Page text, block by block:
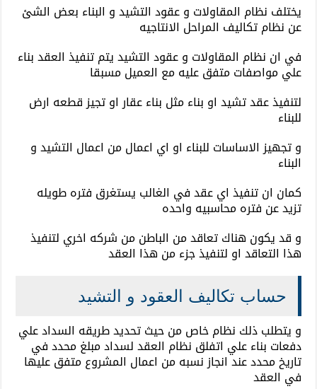
يختلف نظام المقاولات و عقود التشيد و البناء بعض الشئ
عن نظام تكاليف المراحل الانتاجيه
في ان نظام المقاولات و عقود التشيد يتم تنفيذ العقد بناء
علي مواصفات متفق عليه مع العميل مسبقا
لتنفيذ عقد تشيد او بناء مثل بناء عقار او تجيز قطعه ارض
للبناء
و تجهيز الاساسات للبناء او اي اعمال من اعمال التشيد و
البناء
كمان ان تنفيذ اي عقد في الغالب يستغرق فتره طويله
تزيد عن فتره محاسبيه واحده
و قد يكون هناك تعاقد من الباطن من شركه اخري لتنفيذ
هذا التعاقد او لتنفيذ جزء من هذا العقد
حساب تكاليف العقود و التشيد
و يتطلب ذلك نظام خاص من حيث تحديد طريقه السداد علي
دفعات بناء علي اتفلق نظام العقد لسداد مبلغ محدد في
تاريخ محدد عند انجاز نسبه من اعمال المشروع متفق عليها
في العقد